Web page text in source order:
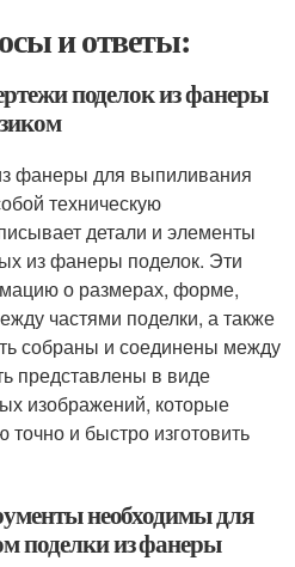
и ответы:
поделок из фанеры
фанеры для выпиливания
техническую
детали и элементы
из фанеры поделок. Эти
о размерах, форме,
частями поделки, а также
собраны и соединены между
представлены в виде
изображений, которые
и быстро изготовить
необходимы для
поделки из фанеры